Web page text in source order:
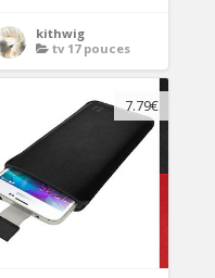
kithwig
tv 17 pouces
7.79€